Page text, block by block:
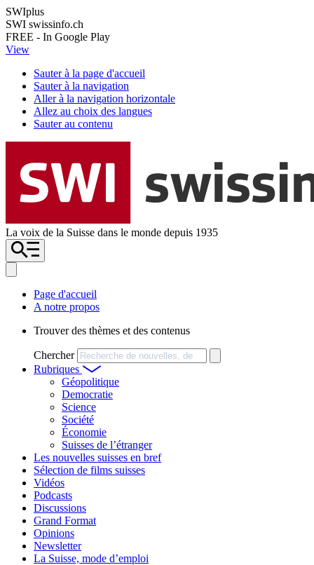
SWIplus
SWI swissinfo.ch
FREE - In Google Play
View
Sauter à la page d'accueil
Sauter à la navigation
Aller à la navigation horizontale
Allez au choix des langues
Sauter au contenu
La voix de la Suisse dans le monde depuis 1935
Page d'accueil
A notre propos
Trouver des thèmes et des contenus
Chercher
Rubriques
Géopolitique
Democratie
Science
Société
Économie
Suisses de l’étranger
Les nouvelles suisses en bref
Sélection de films suisses
Vidéos
Podcasts
Discussions
Grand Format
Opinions
Newsletter
La Suisse, mode d’emploi